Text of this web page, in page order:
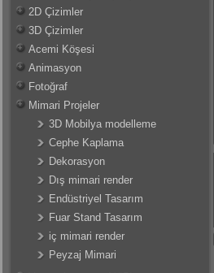
2D Çizimler
3D Çizimler
Acemi Köşesi
Animasyon
Fotoğraf
Mimari Projeler
3D Mobilya modelleme
Cephe Kaplama
Dekorasyon
Dış mimari render
Endüstriyel Tasarım
Fuar Stand Tasarım
iç mimari render
Peyzaj Mimari